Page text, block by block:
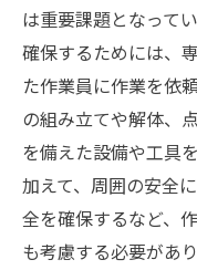
は重要課題となって
確保するためには、
た作業員に作業を依
の組み立てや解体、
を備えた設備や工具
加えて、周囲の安全
全を確保するなど、
も考慮する必要があ